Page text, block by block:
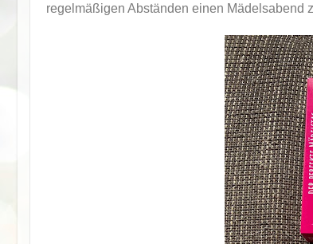
regelmäßigen Abständen einen Mädelsabend